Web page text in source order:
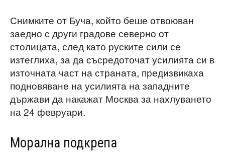
Снимките от Буча, който беше отвоюван
заедно с други градове северно от
столицата, след като руските сили се
изтеглиха, за да съсредоточат усилията си в
източната част на страната, предизвикаха
подновяване на усилията на западните
държави да накажат Москва за нахлуването
на 24 февруари.
Морална подкрепа